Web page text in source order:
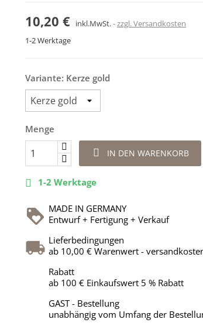
10,20 € inkl.MwSt. zzgl. Versandkosten
1-2 Werktage
Variante: Kerze gold
Menge
 IN DEN WARENKORB
 1-2 Werktage
MADE IN GERMANY
Entwurf + Fertigung + Verkauf
Lieferbedingungen
ab 10,00 € Warenwert -
Rabatt
ab 100 € Einkaufswert 5 % Rabatt
GAST - Bestellung
unabhängig vom Umfang der